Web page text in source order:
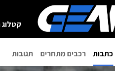
כתבות רכבים מתחרים תגובות